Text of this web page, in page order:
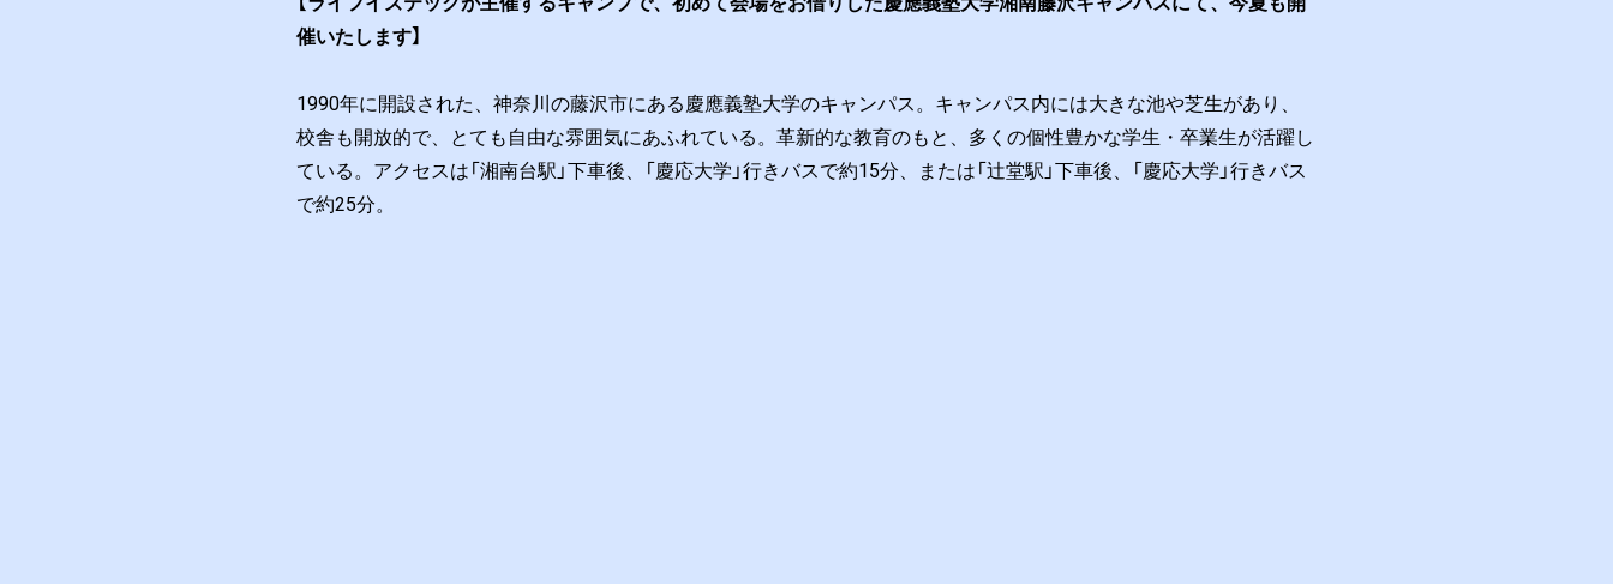
催いたします】
1990年に開設された、神奈川の藤沢市にある慶應義塾大学のキャンパス。キャンパス内には大きな池や芝生があり、
校舎も開放的で、とても自由な雰囲気にあふれている。革新的な教育のもと、多くの個性豊かな学生・卒業生が活躍し
ている。アクセスは「湘南台駅」下車後、「慶応大学」行きバスで約15分、または「辻堂駅」下車後、「慶応大学」行きバス
で約25分。